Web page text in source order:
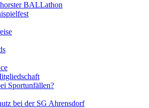
BALLathon
Sportunfällen?
bei der SG Ahrensdorf